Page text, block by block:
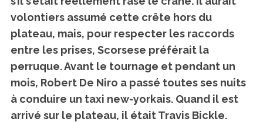
volontiers assumé cette crête hors du
plateau, mais, pour respecter les raccords
entre les prises, Scorsese préférait la
perruque. Avant le tournage et pendant un
mois, Robert De Niro a passé toutes ses nuits
à conduire un taxi new-yorkais. Quand il est
arrivé sur le plateau, il était Travis Bickle.